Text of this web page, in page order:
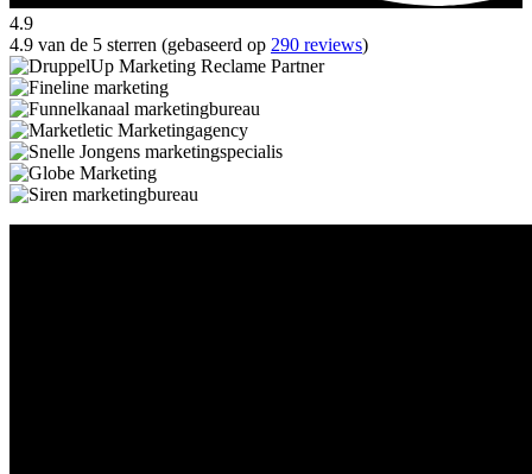
4.9
4.9 van de 5 sterren (gebaseerd op 290 reviews)